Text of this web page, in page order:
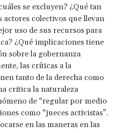
se excluyen? ¿Qué tan
actores colectivos que llevan
uso de sus recursos para
¿Qué implicaciones tiene
sobre la gobernanza
las críticas a la
tanto de la derecha como
critica la naturaleza
de “regular por medio
como “jueces activistas”.
en las maneras en las